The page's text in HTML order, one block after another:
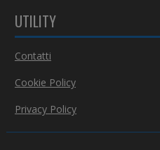
g
o
e
t
i
UTILITY
Contatti
Cookie Policy
Privacy Policy